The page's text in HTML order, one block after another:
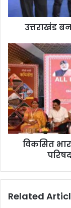
रेखा
आर्या
उत्तराखंड
विकसित
भारत
के
लिए
सशक्त
शहर
जरूरी:
महापौर
परिषद
विकसित
Related